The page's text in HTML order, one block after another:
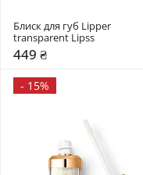
Блиск для губ Lipper
transparent Lipss
449 ₴
- 15%